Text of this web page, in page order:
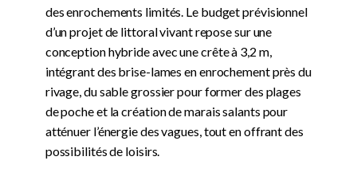
des enrochements limités. Le budget prévisionnel
d’un projet de littoral vivant repose sur une
conception hybride avec une crête à 3,2 m,
intégrant des brise-lames en enrochement près du
rivage, du sable grossier pour former des plages
de poche et la création de marais salants pour
atténuer l’énergie des vagues, tout en offrant des
possibilités de loisirs.